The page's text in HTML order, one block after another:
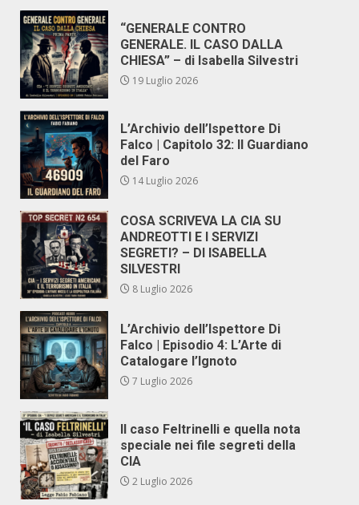
“GENERALE CONTRO
GENERALE. IL CASO DALLA
CHIESA” – di Isabella Silvestri
19 Luglio 2026
L’Archivio dell’Ispettore Di
Falco | Capitolo 32: Il Guardiano
del Faro
14 Luglio 2026
COSA SCRIVEVA LA CIA SU
ANDREOTTI E I SERVIZI
SEGRETI? – DI ISABELLA
SILVESTRI
8 Luglio 2026
L’Archivio dell’Ispettore Di
Falco | Episodio 4: L’Arte di
Catalogare l’Ignoto
7 Luglio 2026
Il caso Feltrinelli e quella nota
speciale nei file segreti della
CIA
2 Luglio 2026